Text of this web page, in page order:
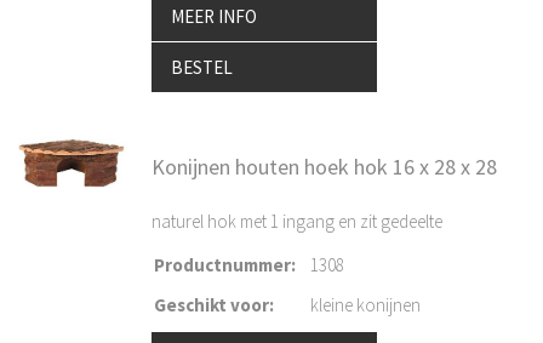
MEER INFO
BESTEL
Konijnen houten hoek hok 16 x 28 x 28
naturel hok met 1 ingang en zit gedeelte
Productnummer:
1308
Geschikt voor: kleine konijnen